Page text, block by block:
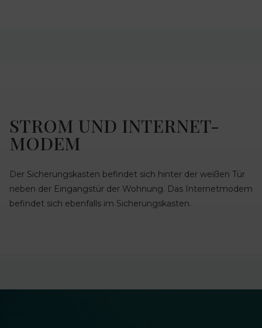
STROM UND INTERNET-
MODEM
Der Sicherungskasten befindet sich hinter der weißen Tür
neben der Eingangstür der Wohnung. Das Internetmodem
befindet sich ebenfalls im Sicherungskasten.